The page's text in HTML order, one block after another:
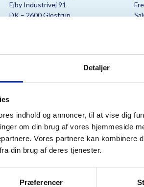
Detaljer
indhold og annoncer, til at vise dig
om din brug af vores hjemmeside
Vores partnere kan kombinere
din brug af deres tjenester.
Præferencer
Ejby Industrivej 91
DK – 2600 Glostrup